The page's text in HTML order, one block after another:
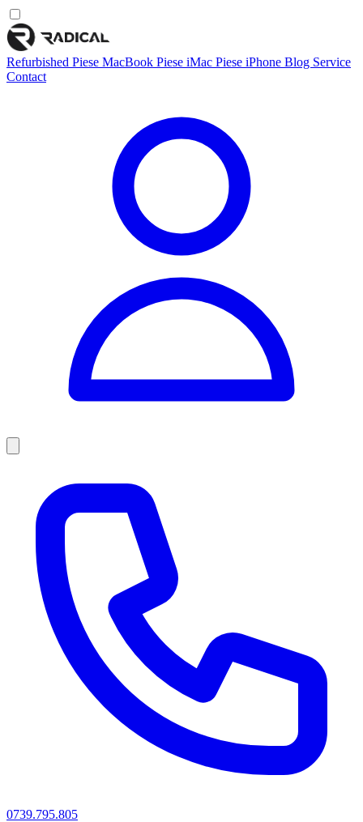
Refurbished Piese MacBook Piese iMac Piese iPhone Blog Service
Contact
0739.795.805